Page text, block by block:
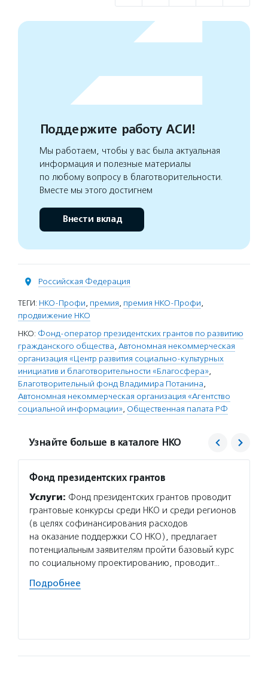
Поддержите работу АСИ!
Мы работаем, чтобы у вас была актуальная
информация и полезные материалы
по любому вопросу в благотворительности.
Вместе мы этого достигнем
Внести вклад
Российская Федерация
ТЕГИ: НКО-Профи, премия, премия НКО-Профи,
продвижение НКО
НКО: Фонд-оператор президентских грантов по развитию
гражданского общества, Автономная некоммерческая
организация «Центр развития социально-культурных
инициатив и благотворительности «Благосфера»,
Благотворительный фонд Владимира Потанина,
Автономная некоммерческая организация «Агентство
социальной информации», Общественная палата РФ
Узнайте больше в каталоге НКО
Фонд президентских грантов
Услуги: Фонд президентских грантов проводит
грантовые конкурсы среди НКО и среди регионов
(в целях софинансирования расходов
на оказание поддержки СО НКО), предлагает
потенциальным заявителям пройти базовый курс
по социальному проектированию, проводит…
Подробнее